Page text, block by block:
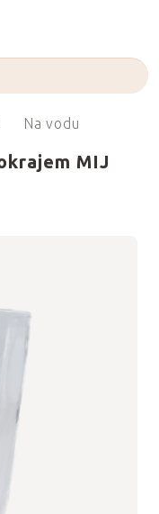
Na vodu
MIJ